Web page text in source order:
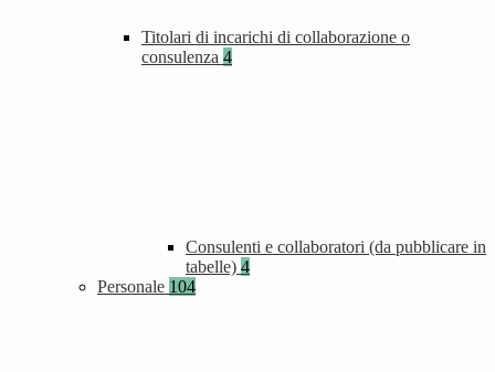
Titolari di incarichi di collaborazione o
consulenza 4
Consulenti e collaboratori (da pubblicare in
tabelle) 4
Personale 104